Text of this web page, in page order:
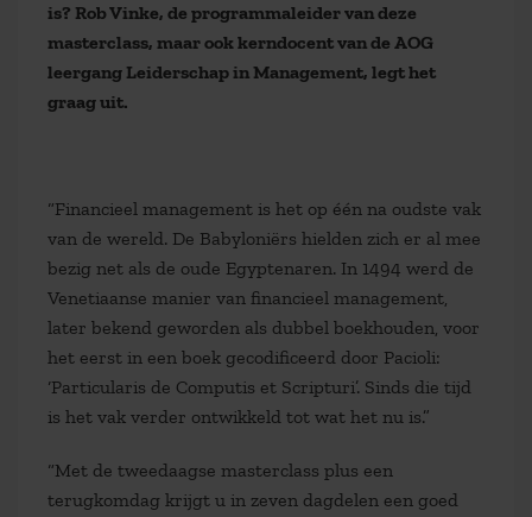
is? Rob Vinke, de programmaleider van deze
masterclass, maar ook kerndocent van de AOG
leergang Leiderschap in Management, legt het
graag uit.
“Financieel management is het op één na oudste vak
van de wereld. De Babyloniërs hielden zich er al mee
bezig net als de oude Egyptenaren. In 1494 werd de
Venetiaanse manier van financieel management,
later bekend geworden als dubbel boekhouden, voor
het eerst in een boek gecodificeerd door Pacioli:
‘Particularis de Computis et Scripturi’. Sinds die tijd
is het vak verder ontwikkeld tot wat het nu is.”
“Met de tweedaagse masterclass plus een
terugkomdag krijgt u in zeven dagdelen een goed